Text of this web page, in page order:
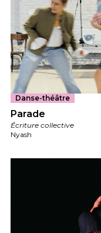
Danse-théâtre
Parade
Écriture collective
Nyash